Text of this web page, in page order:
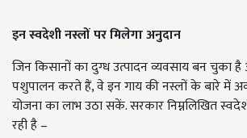
इन स्वदेशी नस्लों पर मिलेगा अनुदान
जिन किसानों का दुग्ध उत्पादन व्यवसाय बन चुका
पशुपालन करते हैं, वे इन गाय की नस्लों के बारे में
योजना का लाभ उठा सकें. सरकार निम्नलिखित
रही है –